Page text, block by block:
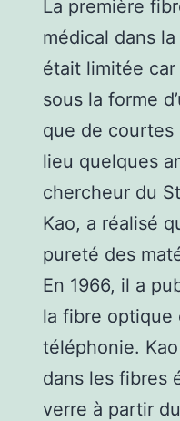
La première
médical dans
était limitée car
sous la forme
que de courtes
lieu quelques
chercheur du
Kao, a réalisé
pureté des
En 1966, il a
la fibre optique
téléphonie.
dans les fibres
verre à partir